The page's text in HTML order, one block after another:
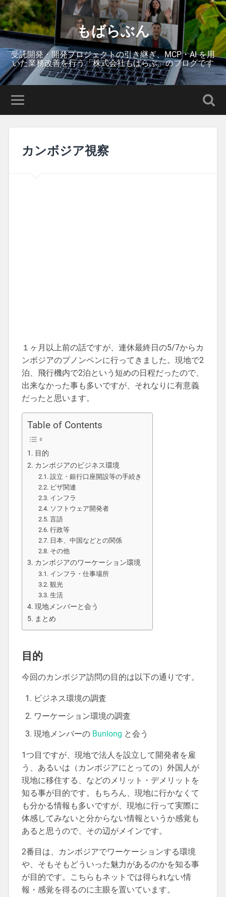
もばらぶん
受託開発・開発プロジェクトの引き継ぎ、MCP・AI を用
いた業務改善を行う「株式会社もばらぶ」のブログです
カンボジア視察
１ヶ月以上前の話ですが、連休最終日の5/7からカ
ンボジアのプノンペンに行ってきました。現地で2
泊、飛行機内で2泊という短めの日程だったので、
出来なかった事も多いですが、それなりに有意義
だったと思います。
Table of Contents
目的
カンボジアのビジネス環境
設立・銀行口座開設等の手続き
ビザ関連
インフラ
ソフトウェア開発者
言語
行政等
日本、中国などとの関係
その他
カンボジアのワーケーション環境
インフラ・仕事場所
観光
生活
現地メンバーと会う
まとめ
目的
今回のカンボジア訪問の目的は以下の通りです。
ビジネス環境の調査
ワーケーション環境の調査
現地メンバーの Bunlong と会う
1つ目ですが、現地で法人を設立して開発者を雇
う、あるいは（カンボジアにとっての）外国人が
現地に移住する、などのメリット・デメリットを
知る事が目的です。もちろん、現地に行かなくて
も分かる情報も多いですが、現地に行って実際に
体感してみないと分からない情報というか感覚も
あると思うので、その辺がメインです。
2番目は、カンボジアでワーケーションする環境
や、そもそもどういった魅力があるのかを知る事
が目的です。こちらもネットでは得られない情
報・感覚を得るのに主眼を置いています。